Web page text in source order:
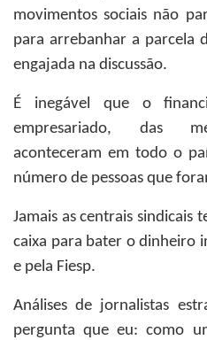
movimentos sociais não
para arrebanhar a parcela
engajada na discussão.
É inegável que o
empresariado, das
aconteceram em todo o
número de pessoas que
Jamais as centrais sindicais
caixa para bater o dinheiro
e pela Fiesp.
Análises de jornalistas
pergunta que eu: como